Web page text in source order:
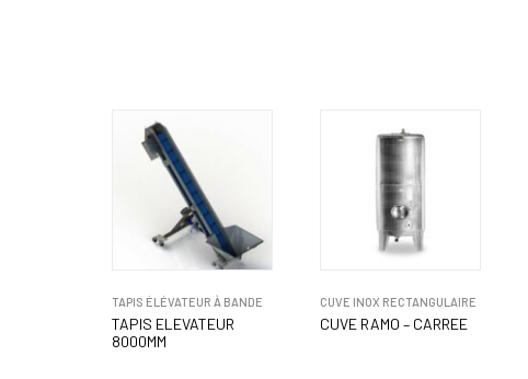
TAPIS ÉLÉVATEUR À BANDE
TAPIS ELEVATEUR
8000MM
CUVE INOX RECTANGULAIRE
CUVE RAMO – CARREE